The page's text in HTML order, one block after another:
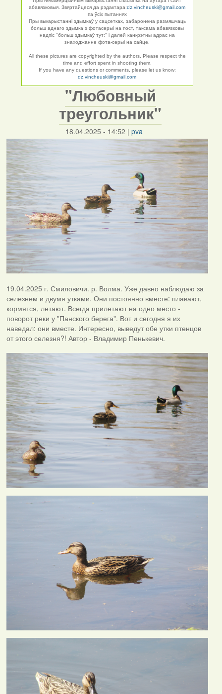
абавязковыя. Звяртайцеся да рэдактара:dz.vincheuski@gmail.com
па ўсіх пытаннях
Пры выкарыстанні здымкаў у сацсетках, забаронена размяшчаць
больш аднаго здымка з фотасерыі на пост, таксама абавязковы
надпіс "больш здымкаў тут:" і далей канкрэтны адрас на
знаходжанне фота-серыі на сайце.
All these pictures are copyrighted by the authors. Please respect the
time and effort spent in shooting them.
If you have any questions or comments, please let us know:
dz.vincheuski@gmail.com
"Любовный
треугольник"
18.04.2025 - 14:52 |pva
19.04.2025 г. Смиловичи. р. Волма. Уже давно наблюдаю за
селезнем и двумя утками. Они постоянно вместе: плавают,
кормятся, летают. Всегда прилетают на одно место -
поворот реки у "Панского берега". Вот и сегодня я их
наведал: они вместе. Интересно, выведут обе утки птенцов
от этого селезня?! Автор - Владимир Пенькевич.